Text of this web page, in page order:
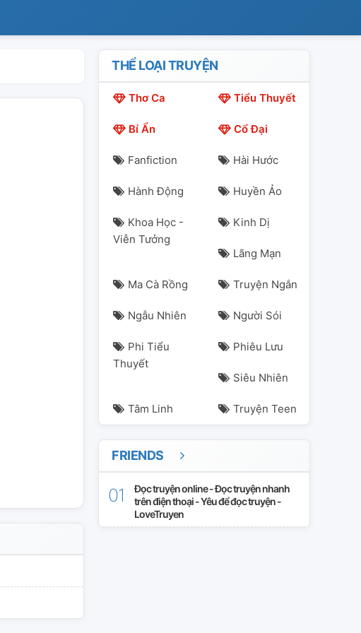
THỂ LOẠI TRUYỆN
Thơ Ca Tiểu Thuyết
Bí Ẩn Cổ Đại
Fanfiction Hài Hước
Hành Động Huyền Ảo
Khoa Học -
Viễn Tưởng
Kinh Dị
Lãng Mạn
Ma Cà Rồng Truyện Ngắn
Ngẫu Nhiên Người Sói
Phi Tiểu
Thuyết
Phiêu Lưu
Siêu Nhiên
Tâm Linh Truyện Teen
FRIENDS
Đọc truyện online - Đọc truyện nhanh
trên điện thoại - Yêu để đọc truyện -
LoveTruyen